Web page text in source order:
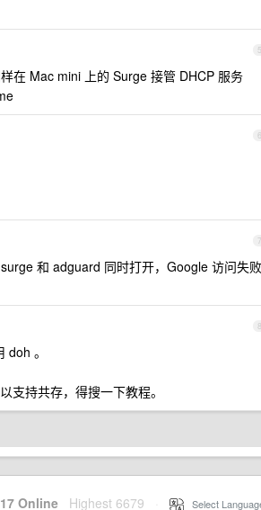
5
在 Mac mini 上的 Surge 接管 DHCP 服务
6
7
和 adguard 同时打开，Google 访问失
8
。
持共存，得搜一下教程。
Online Highest 6679 Select